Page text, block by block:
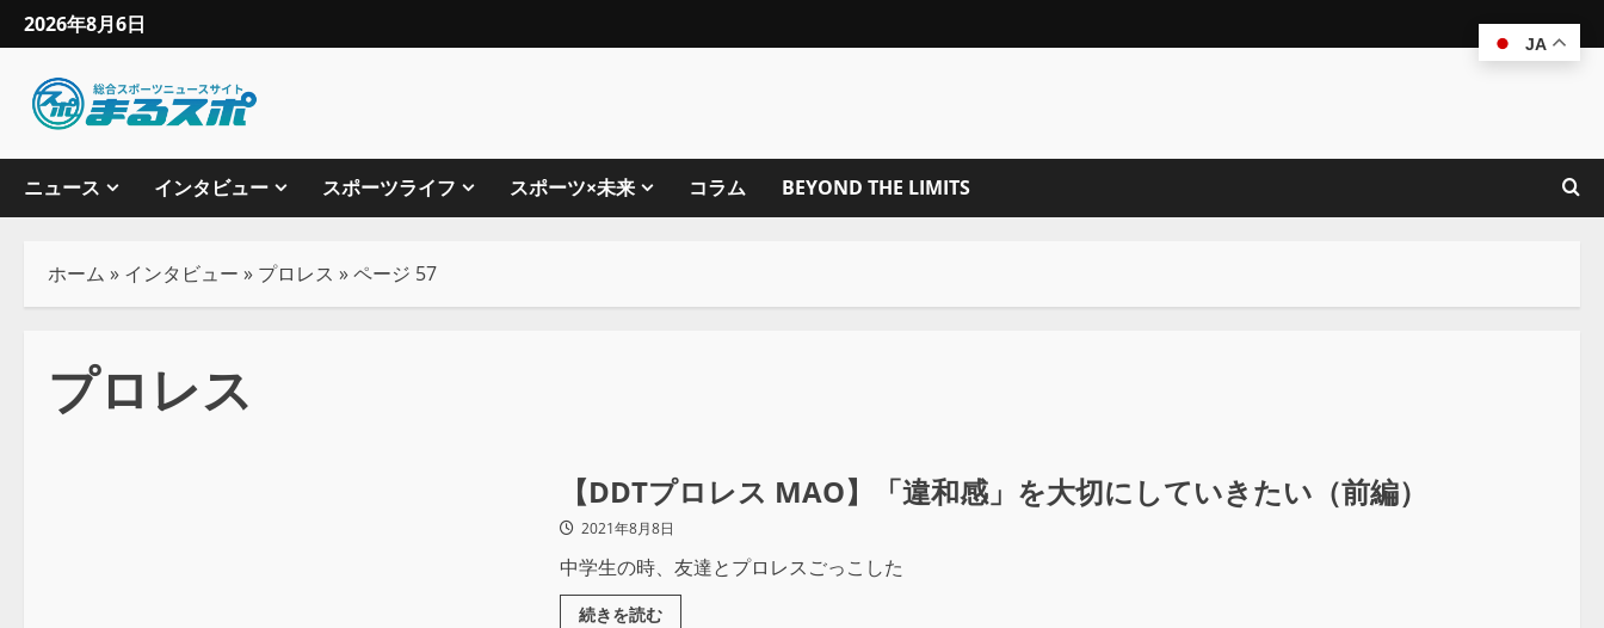
2026年8月6日
ニュース インタビュー スポーツライフ スポーツ×未来 コラム BEYOND THE LIMITS
ホーム » インタビュー » プロレス »ページ 57
プロレス
【DDTプロレス MAO】「違和感」を大切にしていきたい（前編）
2021年8月8日
中学生の時、友達とプロレスごっこした
続きを読む
JA